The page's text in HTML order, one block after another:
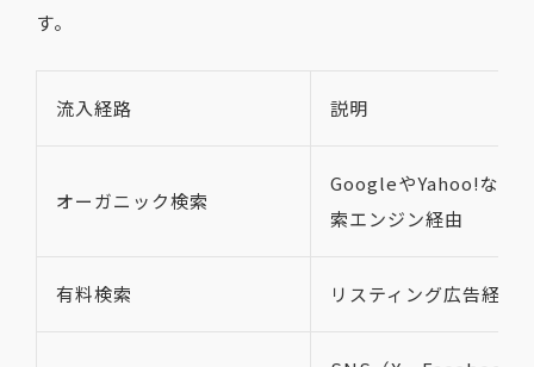
す。
流入経路 説明
オーガニック検索
GoogleやYahoo!など
索エンジン経由
有料検索 リスティング広告経由